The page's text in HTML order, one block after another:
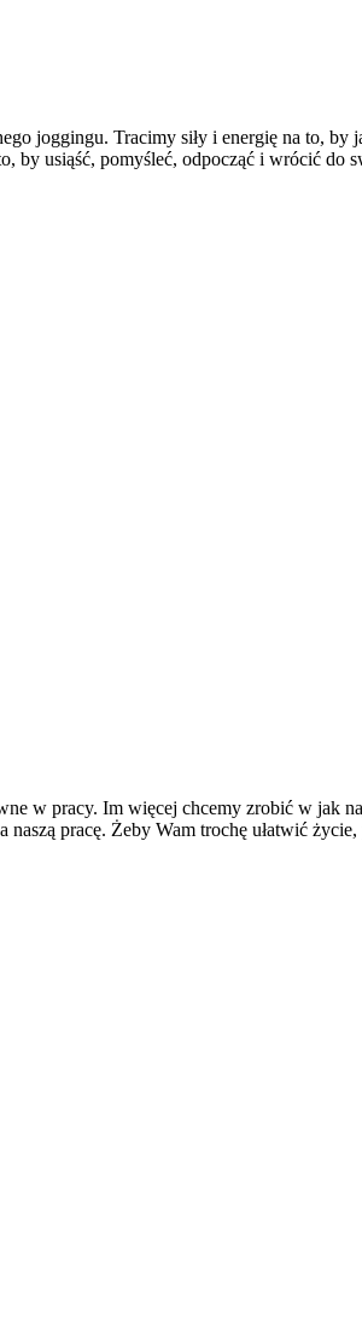
joggingu. Tracimy siły i energię na to, by
usiąść, pomyśleć, odpocząć i wrócić
w pracy. Im więcej chcemy zrobić w jak
pracę. Żeby Wam trochę ułatwić